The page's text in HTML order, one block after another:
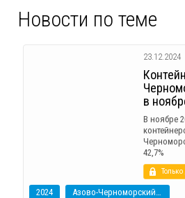
Новости по теме
23.12.2024
в
В ноябре
42,7%
2024
Азово-Черноморский бассейн